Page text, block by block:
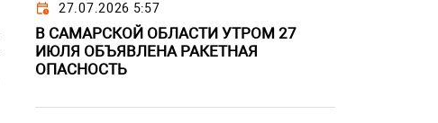
27.07.2026 5:57
В САМАРСКОЙ ОБЛАСТИ УТРОМ 27
ИЮЛЯ ОБЪЯВЛЕНА РАКЕТНАЯ
ОПАСНОСТЬ